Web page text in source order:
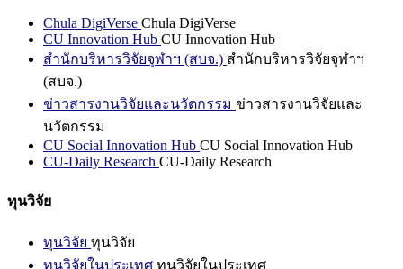
Chula DigiVerse Chula DigiVerse
CU Innovation Hub CU Innovation Hub
สำนักบริหารวิจัยจุฬาฯ (สบจ.) สำนักบริหารวิจัยจุฬาฯ
(สบจ.)
ข่าวสารงานวิจัยและนวัตกรรม ข่าวสารงานวิจัยและ
นวัตกรรม
CU Social Innovation Hub CU Social Innovation Hub
CU-Daily Research CU-Daily Research
ทุนวิจัย
ทุนวิจัย ทุนวิจัย
ทุนวิจัยในประเทศ ทุนวิจัยในประเทศ